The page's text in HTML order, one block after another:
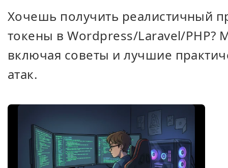
Хочешь получить реалистичный
токены в Wordpress/Laravel/PHP?
включая советы и лучшие
атак.